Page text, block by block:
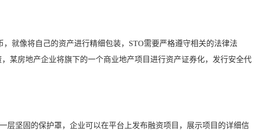
就像将自己的资产进行精细包装，STO需要严格遵守相关的法律法
某房地产企业将旗下的一个商业地产项目进行资产证券化，发行安全代
层坚固的保护罩，企业可以在平台上发布融资项目，展示项目的详细信